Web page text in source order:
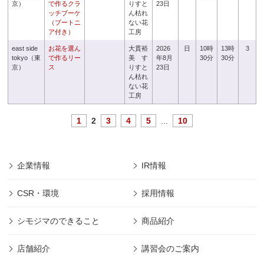
京）
で作るクラ
ッチブーケ
（ブートニ
ア付き）
りすと
ん枯れ
ない花
工房
23日
east side
tokyo（東
京）
お花を選ん
で作るリー
ス
大貫裕
美 す
りすと
ん枯れ
ない花
工房
2026
年8月
23日
日
10時
30分
13時
30分
3
1 2 3 4 5 10
企業情報 IR情報
CSR・環境 採用情報
シモジマのできること 商品紹介
店舗紹介 講習会のご案内